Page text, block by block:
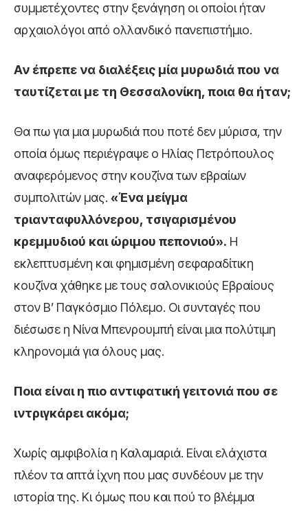
συμμετέχοντες στην ξενάγηση οι οποίοι ήταν
αρχαιολόγοι από ολλανδικό πανεπιστήμιο.
Αν έπρεπε να διαλέξεις μία μυρωδιάπου να
ταυτίζεται με τη Θεσσαλονίκη, ποια θα ήταν;
Θα πω για μια μυρωδιά που ποτέ δεν μύρισα, την
οποία όμως περιέγραψε ο Ηλίας Πετρόπουλος
αναφερόμενος στην κουζίνα των εβραίων
συμπολιτών μας. «Ένα μείγμα
τριανταφυλλόνερου, τσιγαρισμένου
κρεμμυδιού και ώριμου πεπονιού». Η
εκλεπτυσμένη και φημισμένη σεφαραδίτικη
κουζίνα χάθηκε με τους σαλονικιούς Εβραίους
στον Β’ Παγκόσμιο Πόλεμο. Οι συνταγές που
διέσωσε η Νίνα Μπενρουμπή είναι μια πολύτιμη
κληρονομιά για όλους μας.
Ποια είναι η πιο αντιφατική γειτονιάπου σε
ιντριγκάρει ακόμα;
Χωρίς αμφιβολία η Καλαμαριά. Είναι ελάχιστα
πλέον τα απτά ίχνη που μας συνδέουν με την
ιστορία της. Κι όμως που και πού το βλέμμα